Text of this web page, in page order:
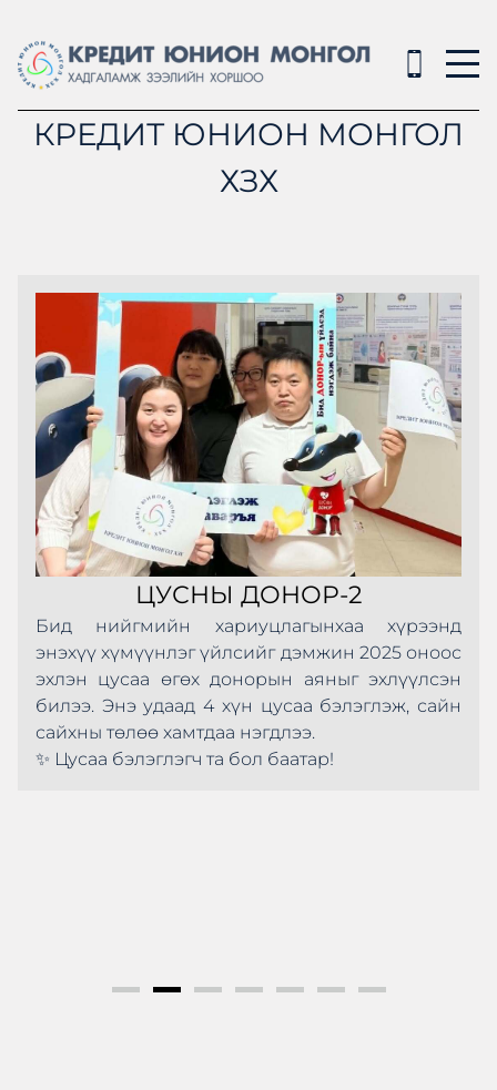
КРЕДИТ ЮНИОН МОНГОЛ
ХЗХ
ЦУСНЫ ДОНОР-2
Бид нийгмийн хариуцлагынхаа хүрээнд
энэхүү хүмүүнлэг үйлсийг дэмжин 2025 оноос
эхлэн цусаа өгөх донорын аяныг эхлүүлсэн
билээ. Энэ удаад 4 хүн цусаа бэлэглэж, сайн
сайхны төлөө хамтдаа нэгдлээ.
✨ Цусаа бэлэглэгч та бол баатар!